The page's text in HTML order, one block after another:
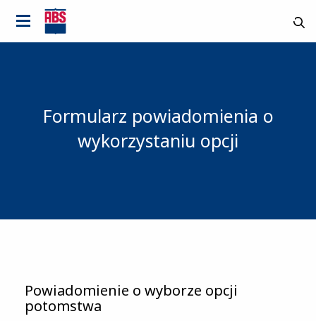
Formularz powiadomienia o
wykorzystaniu opcji
Powiadomienie o wyborze opcji
potomstwa